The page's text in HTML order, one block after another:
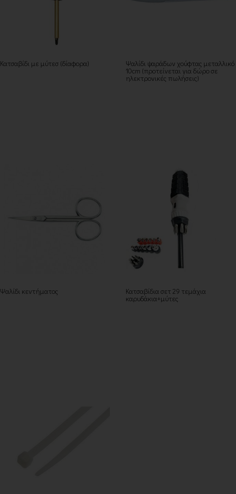
Κατσαβίδι με μύτεσ (δίαφορα) Ψαλίδι ψαράδων χούφτας μεταλλικό
10cm (προτείνεται για δώρο σε
ηλεκτρονικές πωλήσεις)
Ψαλίδι κεντήματος Κατσαβίδια σετ 29 τεμάχια
καρυδάκια+μύτες